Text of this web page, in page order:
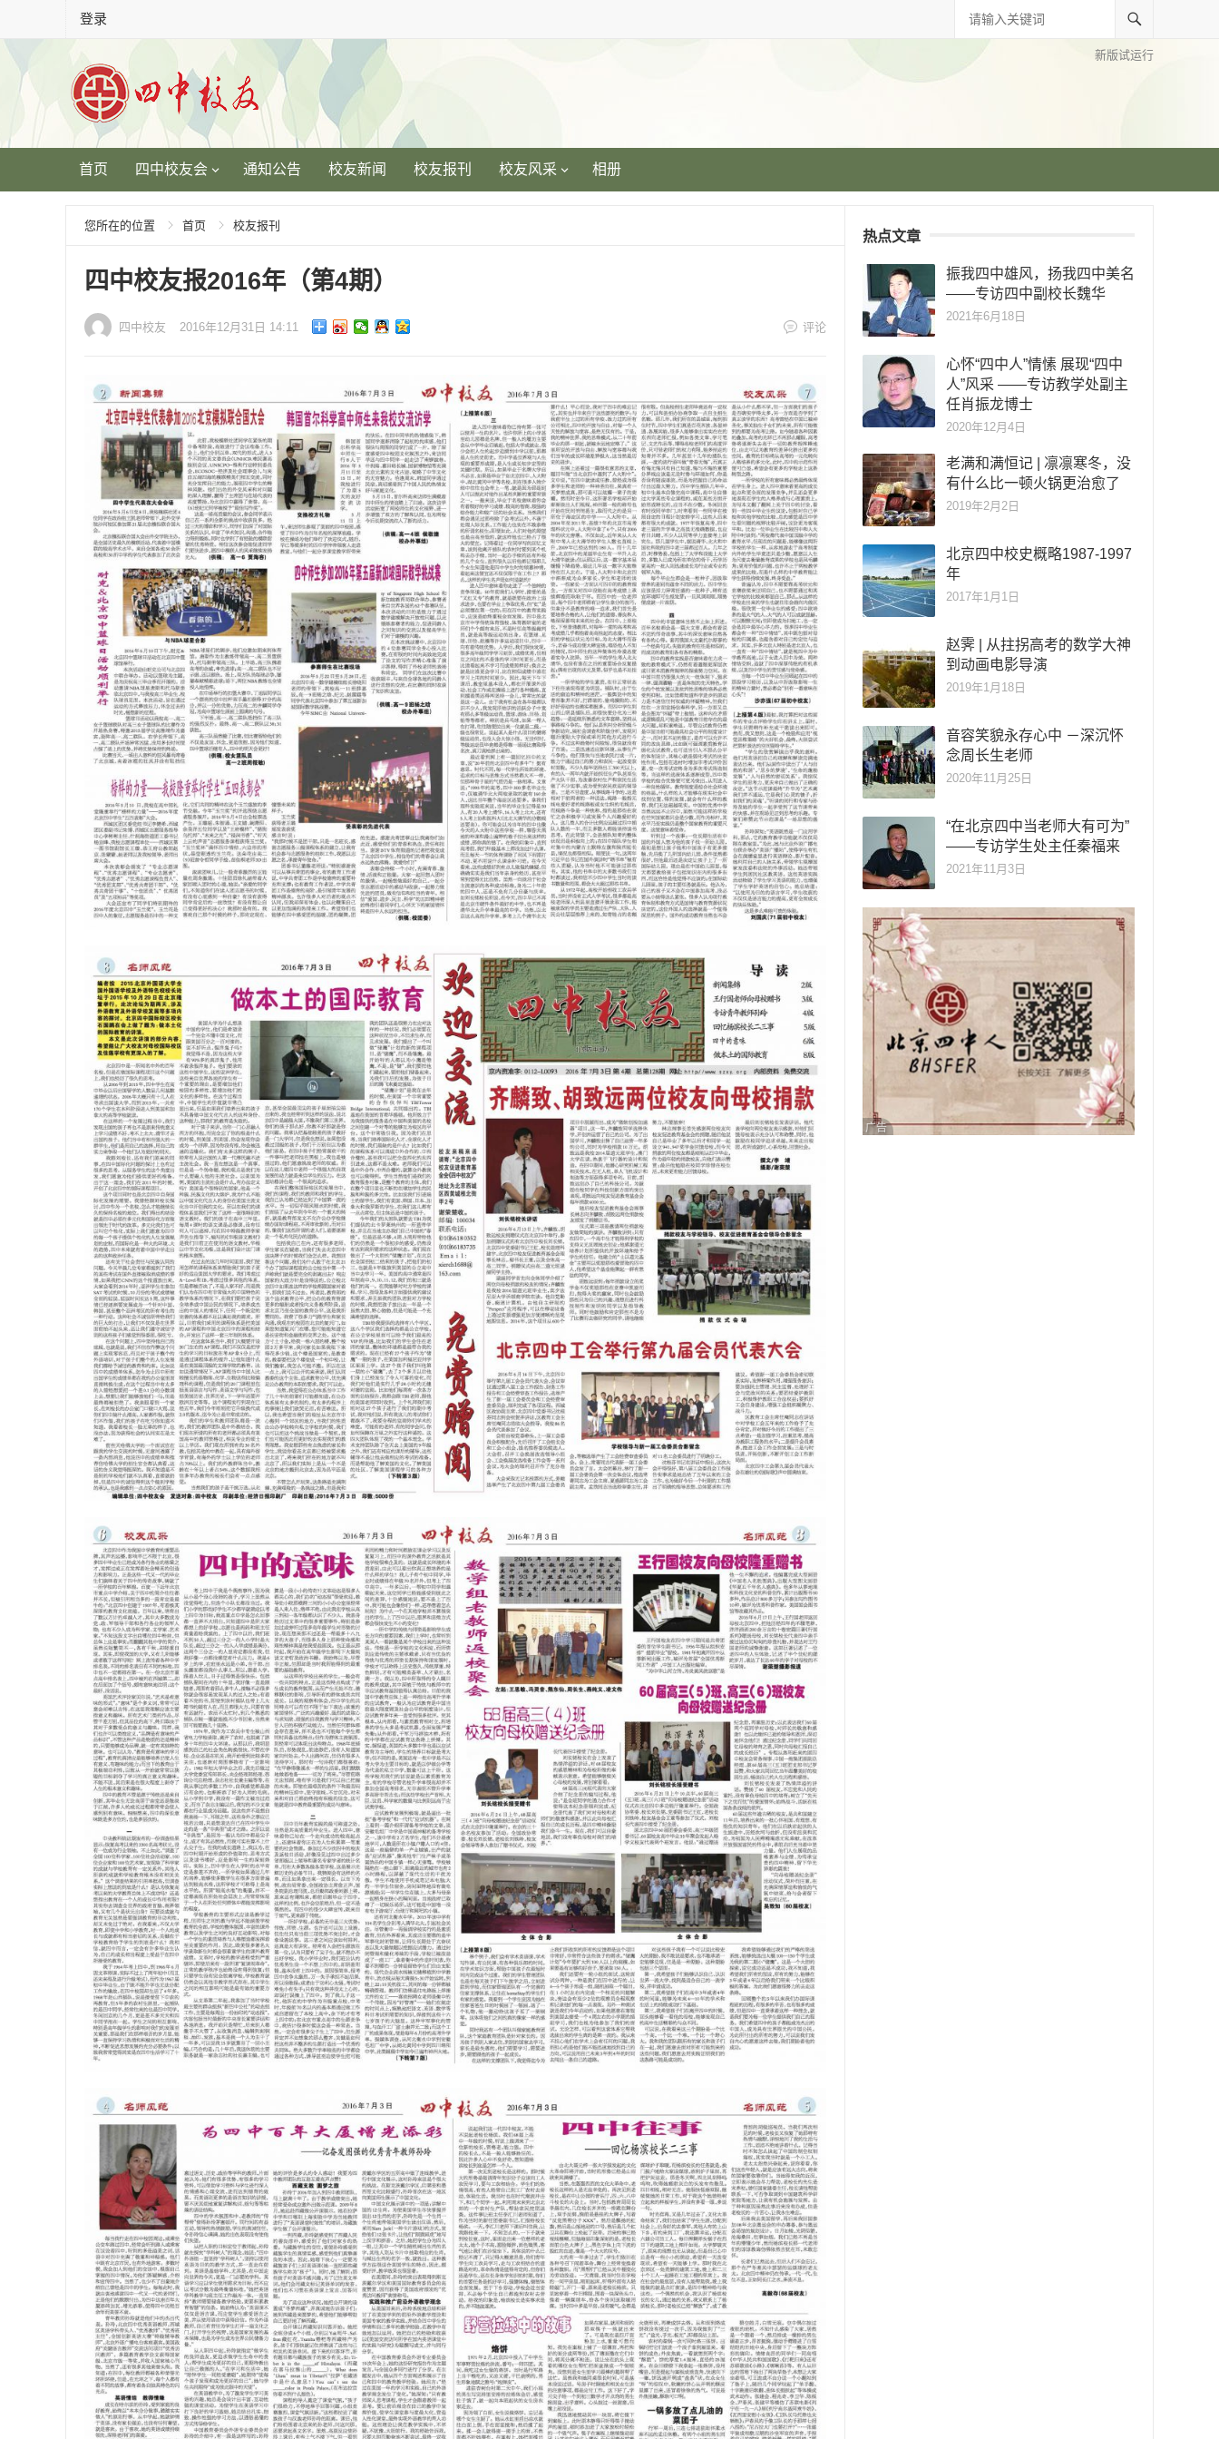
登录
新版试运行
首页 四中校友会 通知公告 校友新闻 校友报刊 校友风采 相册
您所在的位置 首页 校友报刊
四中校友报2016年（第4期）
四中校友 2016年12月31日 14:11 评论
热点文章
振我四中雄风，扬我四中美名
——专访四中副校长魏华
2021年6月18日
心怀“四中人”情愫 展现“四中
人”风采 ——专访教学处副主
任肖振龙博士
2020年12月4日
老满和满恒记 | 凛凛寒冬，没
有什么比一顿火锅更治愈了
2019年2月2日
北京四中校史概略1987-1997
年
2017年1月1日
赵霁 | 从拄拐高考的数学大神
到动画电影导演
2019年1月18日
音容笑貌永存心中 －深沉怀
念周长生老师
2020年11月25日
“在北京四中当老师大有可为”
——专访学生处主任秦福来
2021年11月3日
广告